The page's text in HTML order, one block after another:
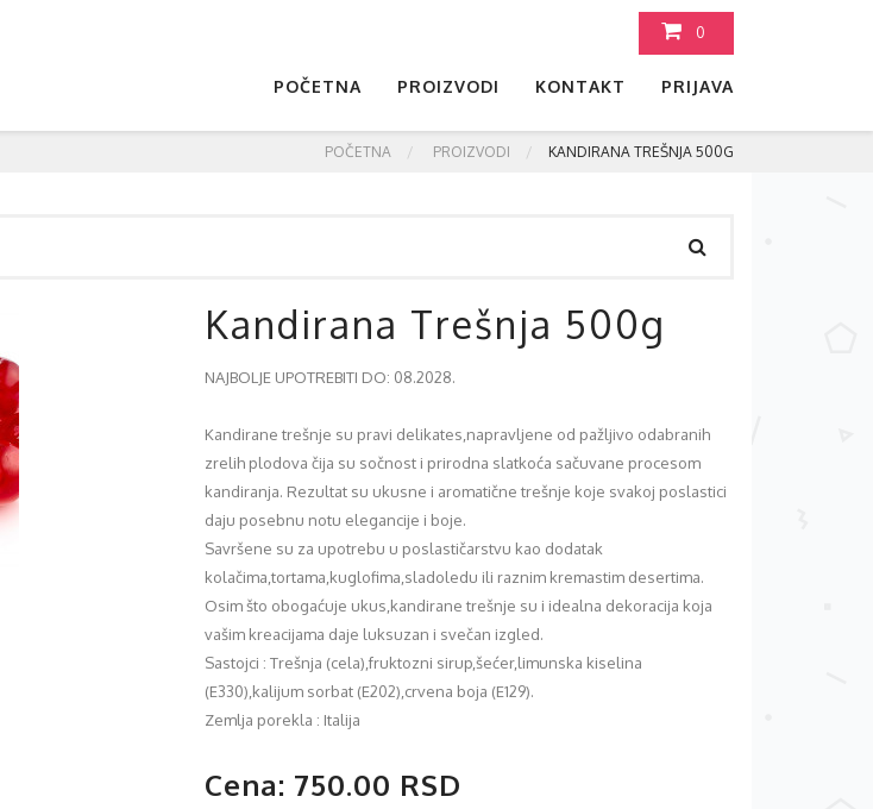
0
POČETNA PROIZVODI KONTAKT PRIJAVA
POČETNA PROIZVODI KANDIRANA TREŠNJA 500G
Kandirana Trešnja 500g
NAJBOLJE UPOTREBITI DO: 08.2028.
Kandirane trešnje su pravi delikates,napravljene od pažljivo odabranih
zrelih plodova čija su sočnost i prirodna slatkoća sačuvane procesom
kandiranja. Rezultat su ukusne i aromatične trešnje koje svakoj poslastici
daju posebnu notu elegancije i boje.
Savršene su za upotrebu u poslastičarstvu kao dodatak
kolačima,tortama,kuglofima,sladoledu ili raznim kremastim desertima.
Osim što obogaćuje ukus,kandirane trešnje su i idealna dekoracija koja
vašim kreacijama daje luksuzan i svečan izgled.
Sastojci : Trešnja (cela),fruktozni sirup,šećer,limunska kiselina
(E330),kalijum sorbat (E202),crvena boja (E129).
Zemlja porekla : Italija
Cena: 750.00 RSD